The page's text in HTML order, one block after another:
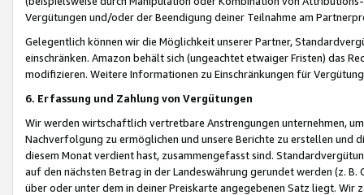
Vergütungen und/oder der Beendigung deiner Teilnahme am
Gelegentlich können wir die Möglichkeit unserer Partner,
einschränken. Amazon behält sich (ungeachtet etwaiger Fristen) das
modifizieren. Weitere Informationen zu Einschränkungen für
6. Erfassung und Zahlung von Vergütungen
Wir werden wirtschaftlich vertretbare Anstrengungen unternehmen,
Nachverfolgung zu ermöglichen und unsere Berichte zu erstellen und
diesem Monat verdient hast, zusammengefasst sind.
auf den nächsten Betrag in der Landeswährung gerundet werden (z.
über oder unter dem in deiner Preiskarte angegebenen Satz liegt.